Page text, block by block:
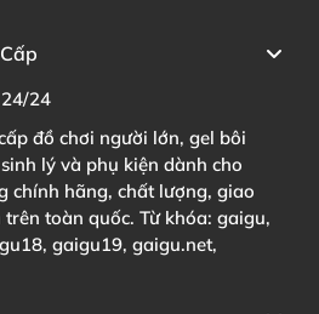
24
đồ chơi người lớn, gel bôi
lý và phụ kiện dành cho
chính hãng, chất lượng, giao
toàn quốc. Từ khóa: gaigu,
gaigu19, gaigu.net,